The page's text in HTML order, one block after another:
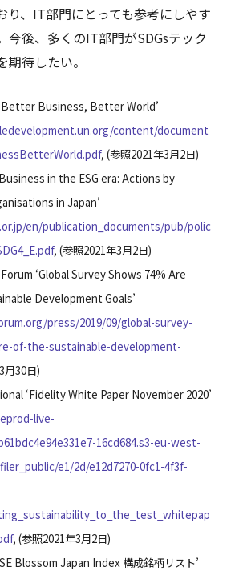
り、IT部門にとっても参考にしやす
今後、多くのIT部門がSDGsテック
待したい。
Business, Better World’
content/document
, (参照2021年3月2日)
Business in the ESG era: Actions by
in Japan’
en/publication_documents/pub/polic
, (参照2021年3月2日)
‘Global Survey Shows 74% Are
Development Goals’
press/2019/09/global-survey-
of-the-sustainable-development-
月30日)
‘Fidelity White Paper November 2020’
live-
16cd684.s3-eu-west-
e1/2d/e12d7270-0fc1-4f3f-
, (参照2021年3月2日)
Blossom Japan Index 構成銘柄リスト’